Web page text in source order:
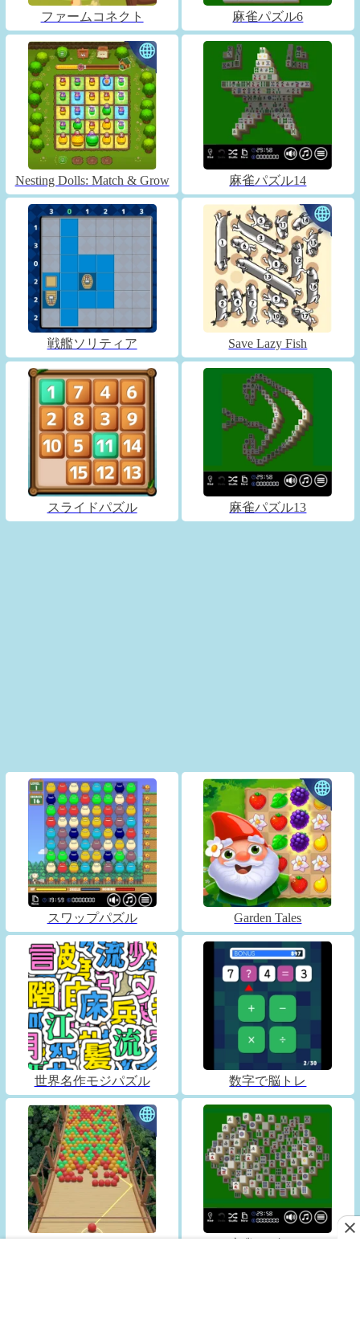
ファームコネクト 麻雀パズル6
Nesting Dolls: Match & Grow 麻雀パズル14
戦艦ソリティア Save Lazy Fish
スライドパズル 麻雀パズル13
スワップパズル Garden Tales
世界名作モジパズル 数字で脳トレ